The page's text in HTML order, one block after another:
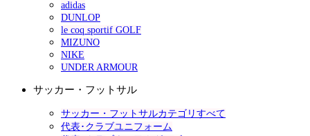
adidas
DUNLOP
le coq sportif GOLF
MIZUNO
NIKE
UNDER ARMOUR
サッカー・フットサル
サッカー・フットサルカテゴリすべて
代表･クラブユニフォーム